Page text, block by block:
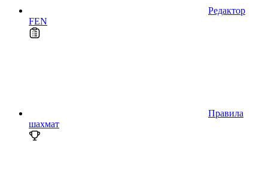
Редактор
FEN
Правила
шахмат